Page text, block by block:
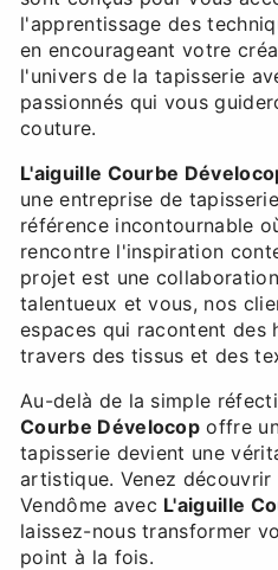
l'apprentissage des
en encourageant votre
l'univers de la tapisserie
passionnés qui vous
couture.
L'aiguille Courbe
une entreprise de
référence incontournable
rencontre l'inspiration
projet est une
talentueux et vous, nos
espaces qui racontent des
travers des tissus et des
Au-delà de la simple
Courbe Dévelocop offre
tapisserie devient une
artistique. Venez
Vendôme avec L'aiguille
laissez-nous transformer
point à la fois.